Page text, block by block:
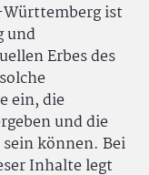
ist
und
Erbes des
ein, die
und die
können. Bei
Inhalte legt